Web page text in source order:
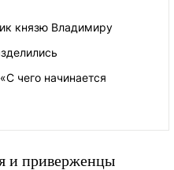
князю Владимиру
чего начинается
и приверженцы